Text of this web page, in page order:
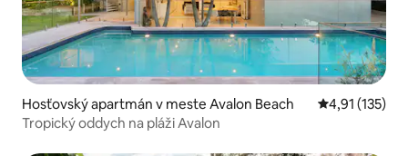
Hosťovský apartmán v meste Avalon Beach Priemerné
4,91 (135)
Tropický oddych na pláži Avalon